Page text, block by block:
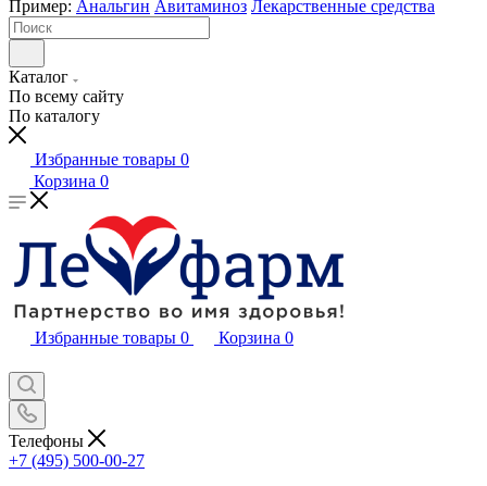
Пример: Анальгин Авитаминоз Лекарственные средства
Каталог
По всему сайту
По каталогу
Избранные товары 0
Корзина 0
Избранные товары 0 Корзина 0
Телефоны
+7 (495) 500-00-27